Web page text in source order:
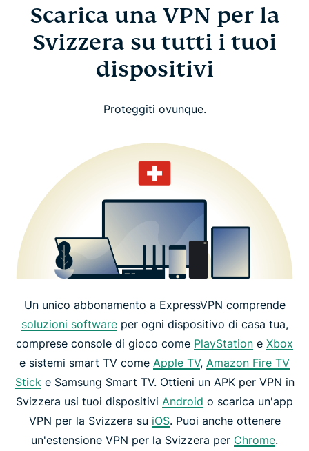
Scarica una VPN per la
Svizzera su tutti i tuoi
dispositivi
Proteggiti ovunque.
Un unico abbonamento a ExpressVPN comprende
soluzioni softwareper ogni dispositivo di casa tua,
comprese console di gioco come PlayStation e Xbox
e sistemi smart TV come Apple TV, Amazon Fire TV
Sticke Samsung Smart TV. Ottieni un APK per VPN in
Svizzera usi tuoi dispositivi Android o scarica un'app
VPN per la Svizzera su iOS. Puoi anche ottenere
un'estensione VPN per la Svizzera per Chrome.